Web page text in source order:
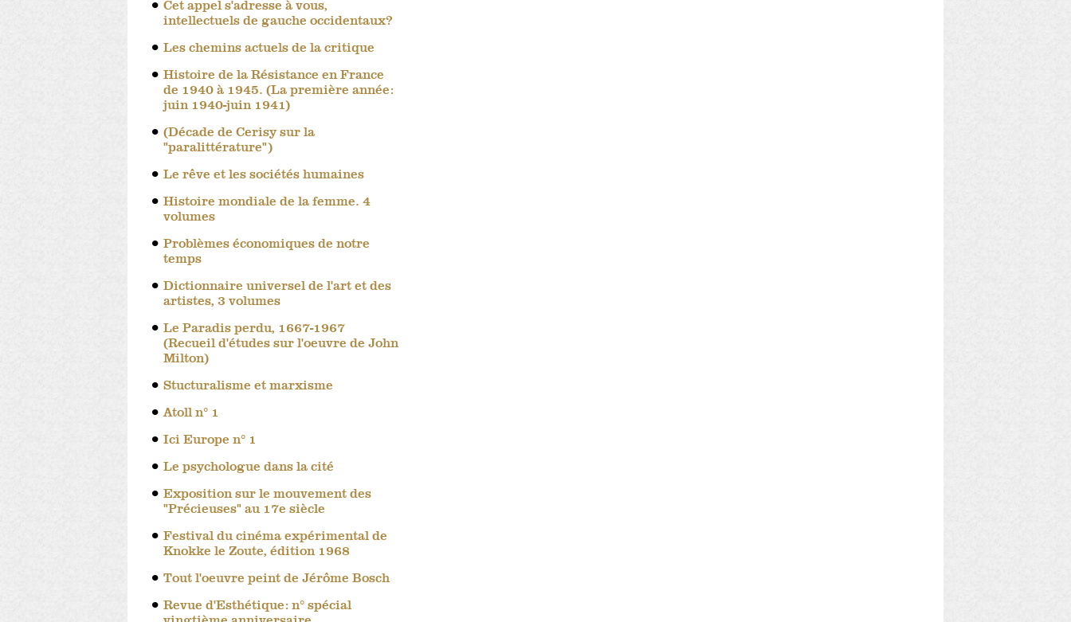
Cet appel s'adresse à vous,
intellectuels de gauche occidentaux?
Les chemins actuels de la critique
Histoire de la Résistance en France
de 1940 à 1945. (La première année:
juin 1940-juin 1941)
(Décade de Cerisy sur la
"paralittérature")
Le rêve et les sociétés humaines
Histoire mondiale de la femme. 4
volumes
Problèmes économiques de notre
temps
Dictionnaire universel de l'art et des
artistes, 3 volumes
Le Paradis perdu, 1667-1967
(Recueil d'études sur l'oeuvre de John
Milton)
Stucturalisme et marxisme
Atoll n° 1
Ici Europe n° 1
Le psychologue dans la cité
Exposition sur le mouvement des
"Précieuses" au 17e siècle
Festival du cinéma expérimental de
Knokke le Zoute, édition 1968
Tout l'oeuvre peint de Jérôme Bosch
Revue d'Esthétique: n° spécial